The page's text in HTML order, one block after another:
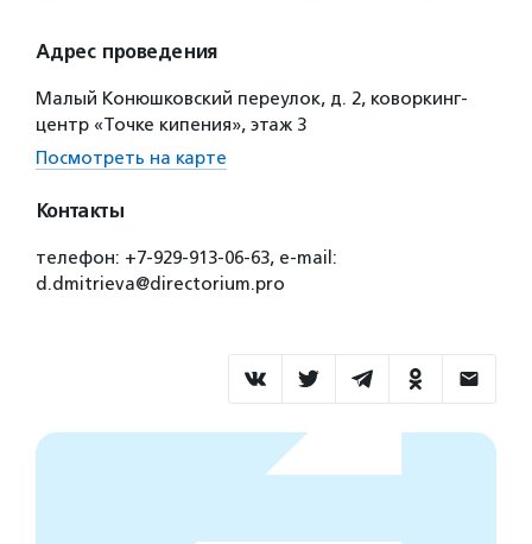
Адрес проведения
Малый Конюшковский переулок, д. 2, коворкинг-
центр «Точке кипения», этаж 3
Посмотреть на карте
Контакты
телефон: +7-929-913-06-63, e-mail:
d.dmitrieva@directorium.pro